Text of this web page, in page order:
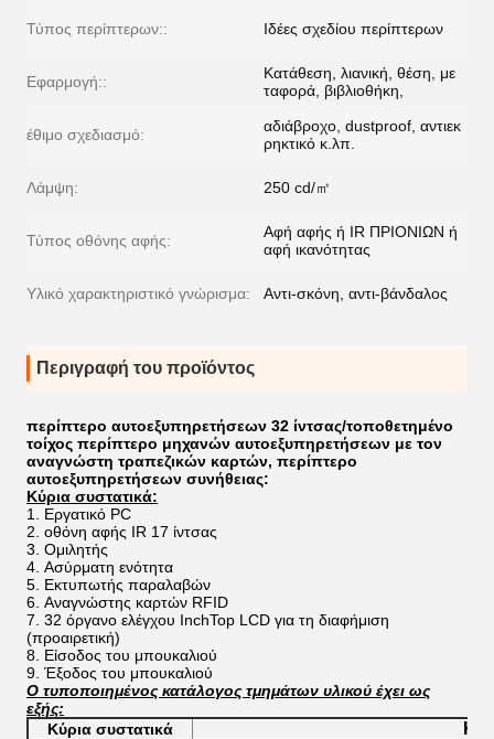
Τύπος περίπτερων:: Ιδέες σχεδίου περίπτερων
Εφαρμογή::
Κατάθεση, λιανική, θέση, με
ταφορά, βιβλιοθήκη,
έθιμο σχεδιασμό:
αδιάβροχο, dustproof, αντιεκ
ρηκτικό κ.λπ.
Λάμψη: 250 cd/㎡
Τύπος οθόνης αφής:
Αφή αφής ή IR ΠΡΙΟΝΙΩΝ ή
αφή ικανότητας
Υλικό χαρακτηριστικό γνώρισμα: Αντι-σκόνη, αντι-βάνδαλος
Περιγραφή του προϊόντος
περίπτερο αυτοεξυπηρετήσεων 32 ίντσας/τοποθετημένο
τοίχος περίπτερο μηχανών αυτοεξυπηρετήσεων με τον
αναγνώστη τραπεζικών καρτών, περίπτερο
αυτοεξυπηρετήσεων συνήθειας:
Κύρια συστατικά:
Εργατικό PC
οθόνη αφής IR 17 ίντσας
Ομιλητής
Ασύρματη ενότητα
Εκτυπωτής παραλαβών
Αναγνώστης καρτών RFID
32 όργανο ελέγχου InchTop LCD για τη διαφήμιση
(προαιρετική)
Είσοδος του μπουκαλιού
Έξοδος του μπουκαλιού
Ο τυποποιημένος κατάλογος τμημάτων υλικού έχει ως
εξής:
Κύρια συστατικά